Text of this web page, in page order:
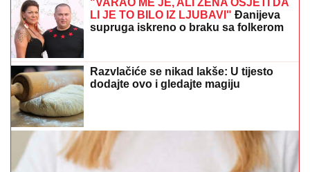
LI JE TO BILO IZ LJUBAVI" Đanijeva
supruga iskreno o braku sa folkerom
Razvlačiće se nikad lakše: U tijesto
dodajte ovo i gledajte magiju